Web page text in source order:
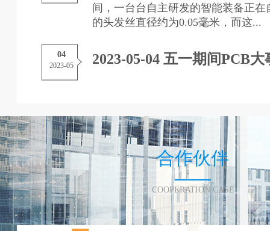
间，一台台自主研发的智能装备正在
的头发丝直径约为0.05毫米，而这...
04
2023-05 2023-05-04 五一期间PCB大
合作伙伴
COOPERATION CASE